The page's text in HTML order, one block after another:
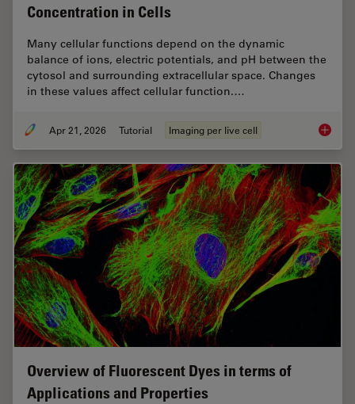
Concentration in Cells
Many cellular functions depend on the dynamic
balance of ions, electric potentials, and pH between the
cytosol and surrounding extracellular space. Changes
in these values affect cellular function.…
Apr 21, 2026 Tutorial Imaging per live cell
Overview of Fluorescent Dyes in terms of
Applications and Properties